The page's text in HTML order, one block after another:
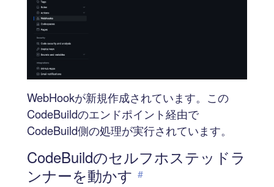
WebHookが新規作成されています。この
CodeBuildのエンドポイント経由で
CodeBuild側の処理が実行されています。
CodeBuildのセルフホステッドラ
ンナーを動かす #